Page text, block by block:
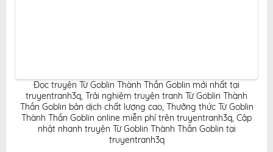
Đọc truyện Từ Goblin Thành Thần Goblin mới nhất tại
truyentranh3q, Trải nghiệm truyện tranh Từ Goblin Thành
Thần Goblin bản dịch chất lượng cao, Thưởng thức Từ Goblin
Thành Thần Goblin online miễn phí trên truyentranh3q, Cập
nhật nhanh truyện Từ Goblin Thành Thần Goblin tại
truyentranh3q